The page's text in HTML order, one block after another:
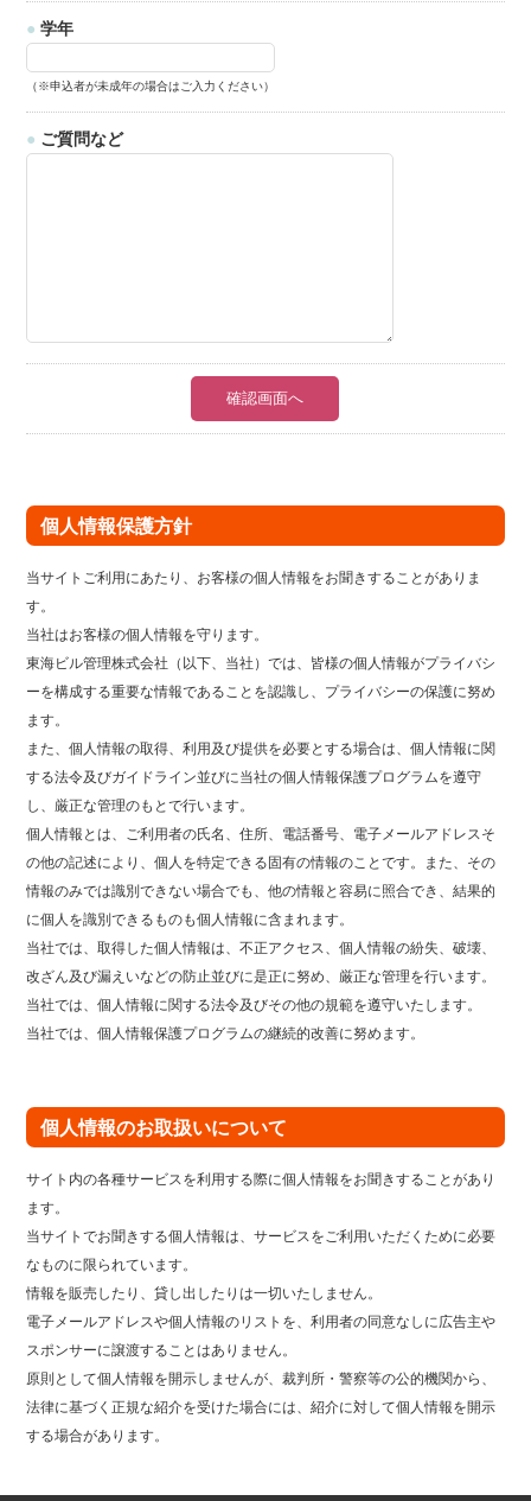
● 学年
（※申込者が未成年の場合はご入力ください）
● ご質問など
確認画面へ
個人情報保護方針
当サイトご利用にあたり、お客様の個人情報をお聞きすることがありま
す。
当社はお客様の個人情報を守ります。
東海ビル管理株式会社（以下、当社）では、皆様の個人情報がプライバシ
ーを構成する重要な情報であることを認識し、プライバシーの保護に努め
ます。
また、個人情報の取得、利用及び提供を必要とする場合は、個人情報に関
する法令及びガイドライン並びに当社の個人情報保護プログラムを遵守
し、厳正な管理のもとで行います。
個人情報とは、ご利用者の氏名、住所、電話番号、電子メールアドレスそ
の他の記述により、個人を特定できる固有の情報のことです。また、その
情報のみでは識別できない場合でも、他の情報と容易に照合でき、結果的
に個人を識別できるものも個人情報に含まれます。
当社では、取得した個人情報は、不正アクセス、個人情報の紛失、破壊、
改ざん及び漏えいなどの防止並びに是正に努め、厳正な管理を行います。
当社では、個人情報に関する法令及びその他の規範を遵守いたします。
当社では、個人情報保護プログラムの継続的改善に努めます。
個人情報のお取扱いについて
サイト内の各種サービスを利用する際に個人情報をお聞きすることがあり
ます。
当サイトでお聞きする個人情報は、サービスをご利用いただくために必要
なものに限られています。
情報を販売したり、貸し出したりは一切いたしません。
電子メールアドレスや個人情報のリストを、利用者の同意なしに広告主や
スポンサーに譲渡することはありません。
原則として個人情報を開示しませんが、裁判所・警察等の公的機関から、
法律に基づく正規な紹介を受けた場合には、紹介に対して個人情報を開示
する場合があります。